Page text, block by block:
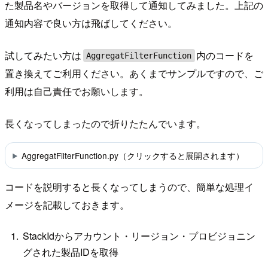
た製品名やバージョンを取得して通知してみました。上記の
通知内容で良い方は飛ばしてください。
試してみたい方は AggregatFilterFunction 内のコードを
置き換えてご利用ください。あくまでサンプルですので、ご
利用は自己責任でお願いします。
長くなってしまったので折りたたんでいます。
AggregatFilterFunction.py（クリックすると展開されます）
コードを説明すると長くなってしまうので、簡単な処理イ
メージを記載しておきます。
StackIdからアカウント・リージョン・プロビジョニン
グされた製品IDを取得